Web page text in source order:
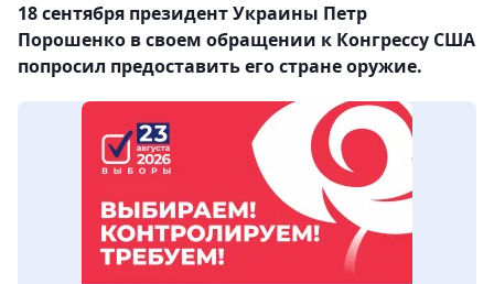
18 сентября президент Украины Петр
Порошенко в своем обращении к Конгрессу США
попросил предоставить его стране оружие.